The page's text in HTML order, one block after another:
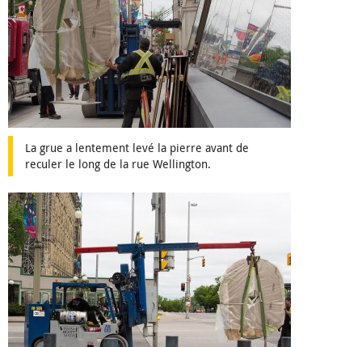
La grue a lentement levé la pierre avant de
reculer le long de la rue Wellington.